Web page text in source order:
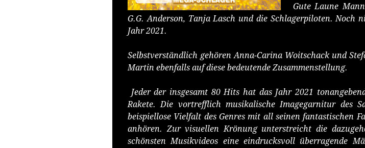
Gute Laune
G.G. Anderson, Tanja Lasch und die Schlagerpiloten.
Jahr 2021.
Selbstverständlich gehören Anna-Carina Woitschack und
Martin ebenfalls auf diese bedeutende Zusammenstellung.
Jeder der insgesamt 80 Hits hat das Jahr 2021
Rakete. Die vortrefflich musikalische Imagegarnitur des
beispiellose Vielfalt des Genres mit all seinen fantastischen
anhören. Zur visuellen Krönung unterstreicht die
schönsten Musikvideos eine eindrucksvoll überragende